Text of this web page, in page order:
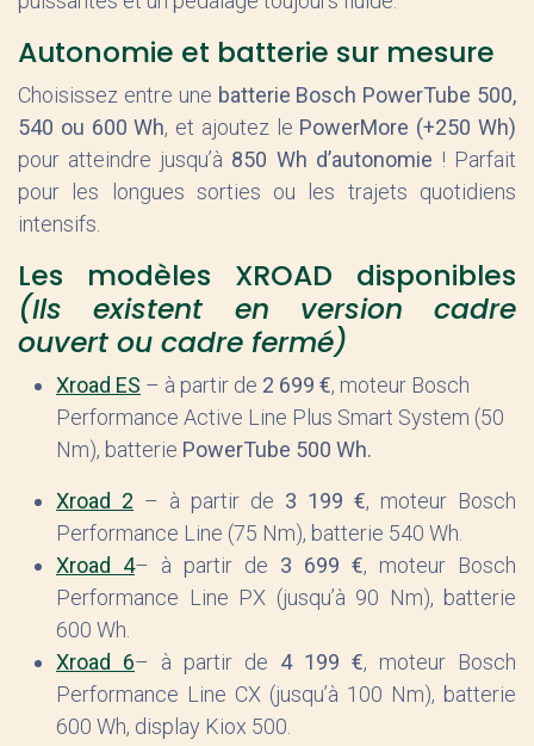
Autonomie et batterie sur mesure
Choisissez entre une batterie Bosch PowerTube 500,
540 ou 600 Wh, et ajoutez le PowerMore (+250 Wh)
pour atteindre jusqu’à 850 Wh d’autonomie ! Parfait
pour les longues sorties ou les trajets quotidiens
intensifs.
Les modèles XROAD disponibles
(Ils existent en version cadre
ouvert ou cadre fermé)
Xroad ES – à partir de 2 699 €, moteur Bosch
Performance Active Line Plus Smart System (50
Nm), batterie PowerTube 500 Wh.
Xroad 2 – à partir de 3 199 €, moteur Bosch
Performance Line (75 Nm), batterie 540 Wh.
Xroad 4– à partir de 3 699 €, moteur Bosch
Performance Line PX (jusqu’à 90 Nm), batterie
600 Wh.
Xroad 6– à partir de 4 199 €, moteur Bosch
Performance Line CX (jusqu’à 100 Nm), batterie
600 Wh, display Kiox 500.